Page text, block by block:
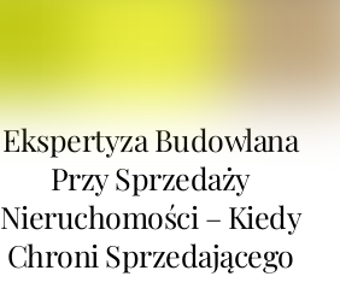
Ekspertyza Budowlana
Przy Sprzedaży
Nieruchomości – Kiedy
Chroni Sprzedającego